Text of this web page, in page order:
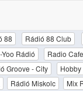
88 Rádió 88 Club
Rádió Radio Cafe
Groove - City
Rádió Miskolc Mix